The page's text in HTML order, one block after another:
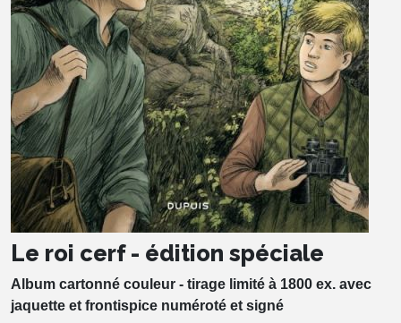
Le roi cerf - édition spéciale
Album cartonné couleur - tirage limité à 1800 ex. avec
jaquette et frontispice numéroté et signé